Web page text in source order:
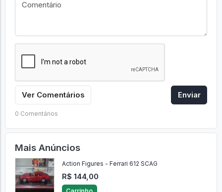
Ver Comentários Enviar
0 Comentários
Mais Anúncios
Action Figures - Ferrari 612 SCAG
R$ 144,00